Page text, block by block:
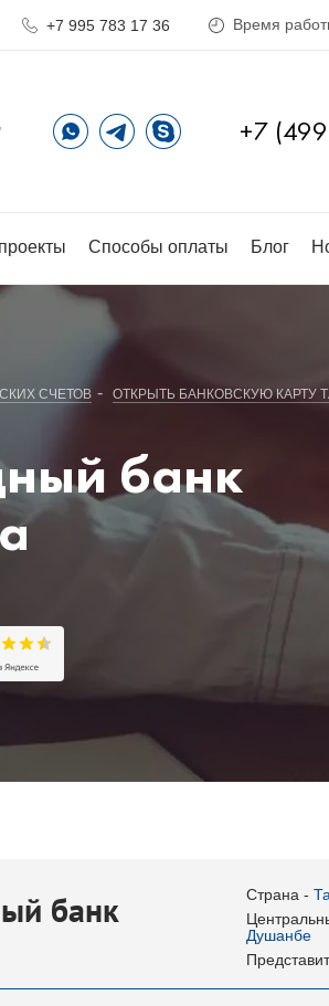
+7 995 783 17 36 Время
+7
Способы оплаты Блог
СЧЕТОВ - ОТКРЫТЬ БАНКОВСКУЮ КАРТУ
банк
банк
Страна -
Душанбе